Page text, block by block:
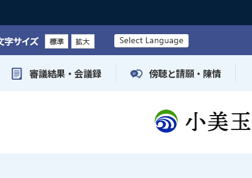
文字サイズ
審議結果・会議録 傍聴と請願・陳情